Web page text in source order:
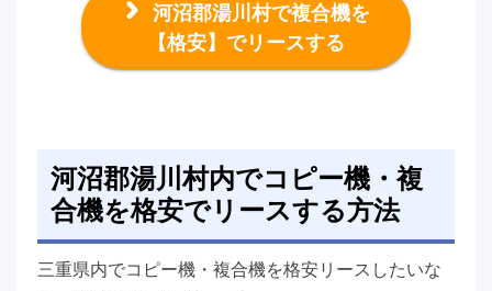
河沼郡湯川村で複合機を
【格安】でリースする
河沼郡湯川村内でコピー機・複
合機を格安でリースする方法
三重県内でコピー機・複合機を格安リースしたいな